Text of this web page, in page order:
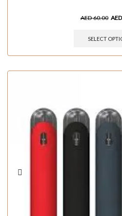
AED60.00 AED
SELECT